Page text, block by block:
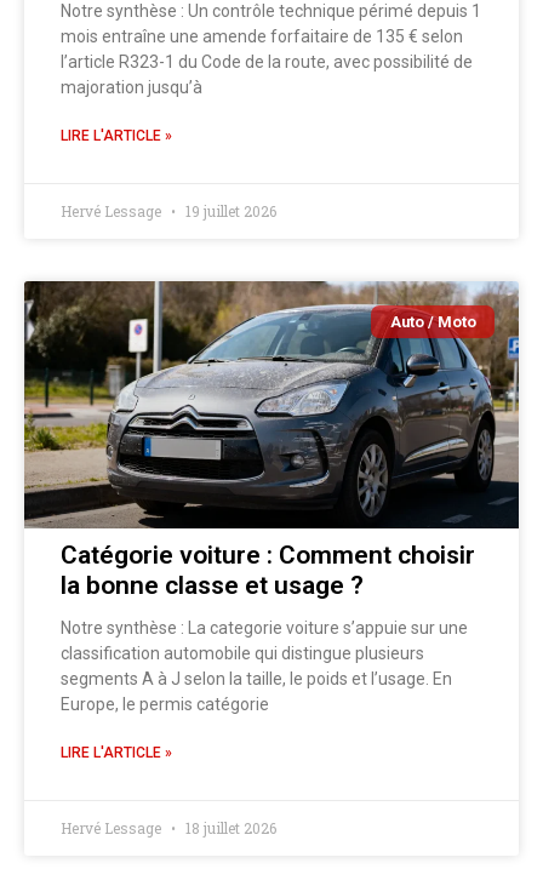
Notre synthèse : Un contrôle technique périmé depuis 1
mois entraîne une amende forfaitaire de 135 € selon
l’article R323-1 du Code de la route, avec possibilité de
majoration jusqu’à
LIRE L'ARTICLE »
Hervé Lessage 19 juillet 2026
Auto / Moto
Catégorie voiture : Comment choisir
la bonne classe et usage ?
Notre synthèse : La categorie voiture s’appuie sur une
classification automobile qui distingue plusieurs
segments A à J selon la taille, le poids et l’usage. En
Europe, le permis catégorie
LIRE L'ARTICLE »
Hervé Lessage 18 juillet 2026